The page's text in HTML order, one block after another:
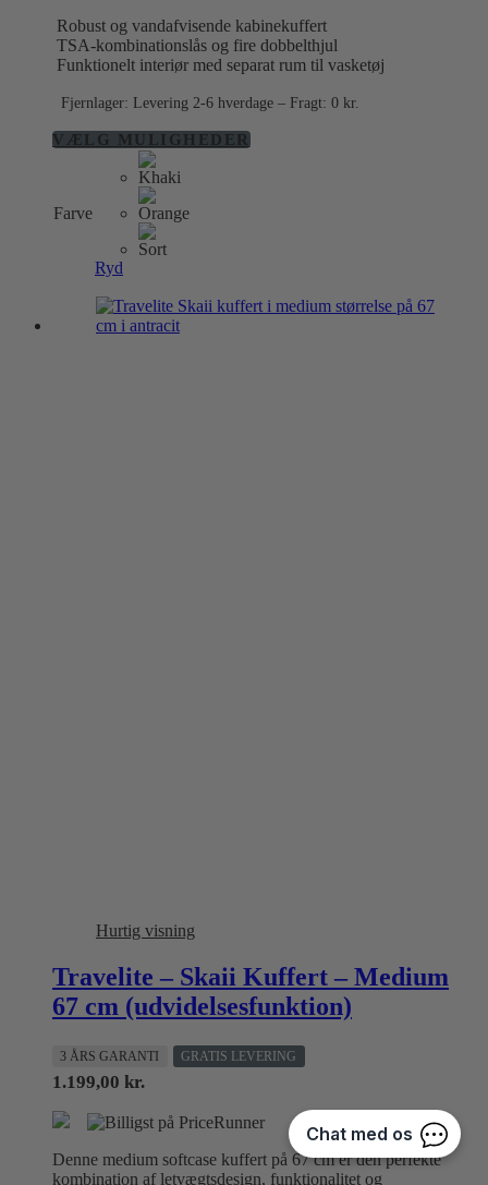
Robust og vandafvisende kabinekuffert
TSA-kombinationslås og fire dobbelthjul
Funktionelt interiør med separat rum til vasketøj
Fjernlager: Levering 2-6 hverdage – Fragt: 0 kr.
VÆLG MULIGHEDERDette
varesiden
Farve
Ryd
Hurtig visning
Travelite – Skaii Kuffert – Medium
67 cm (udvidelsesfunktion)
3 ÅRS GARANTI GRATIS LEVERING
1.199,00 kr.
Denne medium softcase kuffert på 67 cm er den perfekte
kombination af letvægtsdesign, funktionalitet og